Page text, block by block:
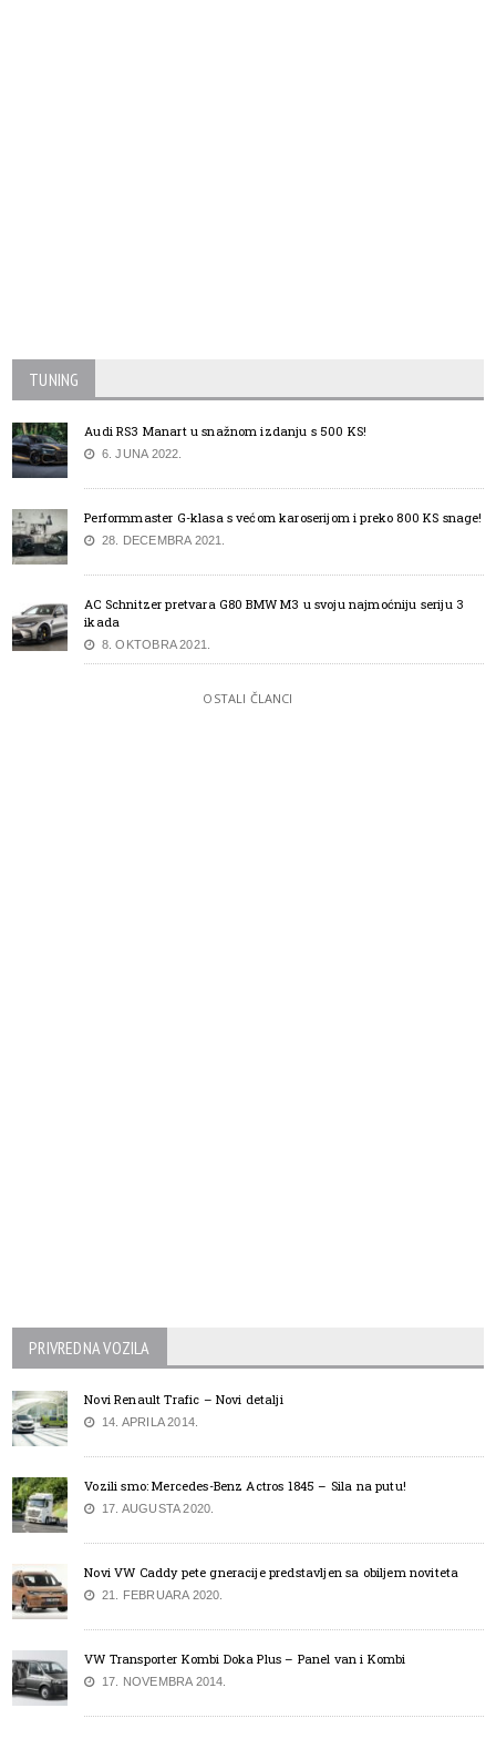
TUNING
Audi RS3 Manart u snažnom izdanju s 500 KS!
6. JUNA 2022.
Performmaster G-klasa s većom karoserijom i preko 800 KS snage!
28. DECEMBRA 2021.
AC Schnitzer pretvara G80 BMW M3 u svoju najmoćniju seriju 3
ikada
8. OKTOBRA 2021.
OSTALI ČLANCI
PRIVREDNA VOZILA
Novi Renault Trafic – Novi detalji
14. APRILA 2014.
Vozili smo: Mercedes-Benz Actros 1845 – Sila na putu!
17. AUGUSTA 2020.
Novi VW Caddy pete gneracije predstavljen sa obiljem noviteta
21. FEBRUARA 2020.
VW Transporter Kombi Doka Plus – Panel van i Kombi
17. NOVEMBRA 2014.